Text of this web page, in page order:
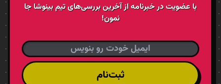
با عضویت در خبرنامه از آخرین بررسی‌های تیم بینوشا جا
نمون!
ثبت‌نام